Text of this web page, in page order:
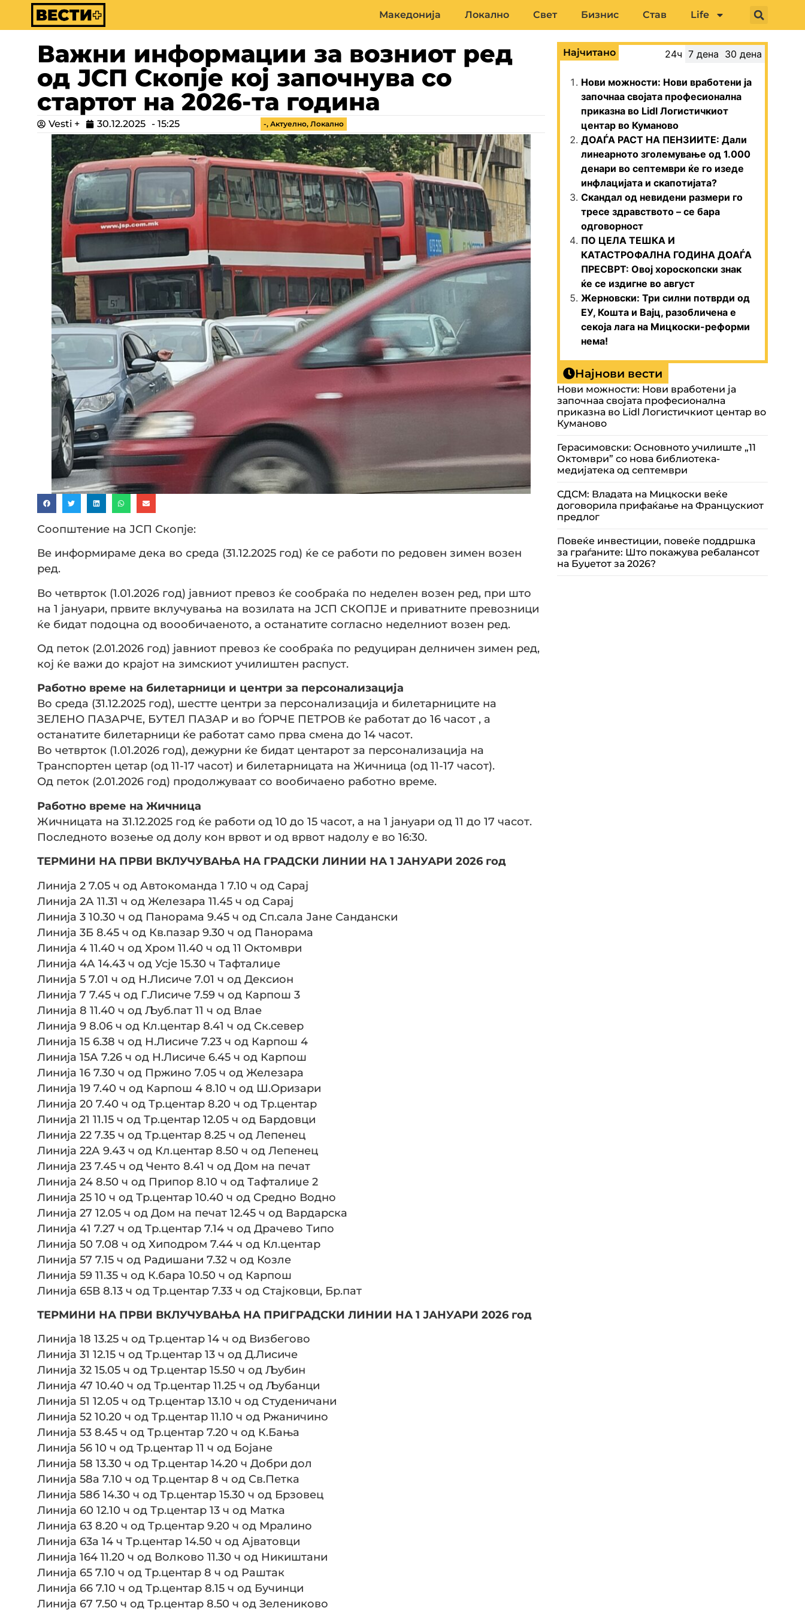
Македонија Локално Свет Бизнис Став Life
Важни информации за возниот ред
од ЈСП Скопје кој започнува со
стартот на 2026-та година
Vesti + 30.12.2025 - 15:25 -, Актуелно, Локално
Соопштение на ЈСП Скопје:
Ве информираме дека во среда (31.12.2025 год) ќе се работи по редовен зимен возен
ред.
Во четврток (1.01.2026 год) јавниот превоз ќе сообраќа по неделен возен ред, при што
на 1 јануари, првите вклучувања на возилата на ЈСП СКОПЈЕ и приватните превозници
ќе бидат подоцна од воообичаеното, а останатите согласно неделниот возен ред.
Од петок (2.01.2026 год) јавниот превоз ќе сообраќа по редуциран делничен зимен ред,
кој ќе важи до крајот на зимскиот училиштен распуст.
Работно време на билетарници и центри за персонализација
Во среда (31.12.2025 год), шестте центри за персонализација и билетарниците на
ЗЕЛЕНО ПАЗАРЧЕ, БУТЕЛ ПАЗАР и во ЃОРЧЕ ПЕТРОВ ќе работат до 16 часот , а
останатите билетарници ќе работат само прва смена до 14 часот.
Во четврток (1.01.2026 год), дежурни ќе бидат центарот за персонализација на
Транспортен цетар (од 11-17 часот) и билетарницата на Жичница (од 11-17 часот).
Од петок (2.01.2026 год) продолжуваат со вообичаено работно време.
Работно време на Жичница
Жичницата на 31.12.2025 год ќе работи од 10 до 15 часот, а на 1 јануари од 11 до 17 часот.
Последното возење од долу кон врвот и од врвот надолу е во 16:30.
ТЕРМИНИ НА ПРВИ ВКЛУЧУВАЊА НА ГРАДСКИ ЛИНИИ НА 1 ЈАНУАРИ 2026 год
Линија 2 7.05 ч од Автокоманда 1 7.10 ч од Сарај
Линија 2А 11.31 ч од Железара 11.45 ч од Сарај
Линија 3 10.30 ч од Панорама 9.45 ч од Сп.сала Јане Сандански
Линија 3Б 8.45 ч од Кв.пазар 9.30 ч од Панорама
Линија 4 11.40 ч од Хром 11.40 ч од 11 Октомври
Линија 4А 14.43 ч од Усје 15.30 ч Тафталиџе
Линија 5 7.01 ч од Н.Лисиче 7.01 ч од Дексион
Линија 7 7.45 ч од Г.Лисиче 7.59 ч од Карпош 3
Линија 8 11.40 ч од Љуб.пат 11 ч од Влае
Линија 9 8.06 ч од Кл.центар 8.41 ч од Ск.север
Линија 15 6.38 ч од Н.Лисиче 7.23 ч од Карпош 4
Линија 15А 7.26 ч од Н.Лисиче 6.45 ч од Карпош
Линија 16 7.30 ч од Пржино 7.05 ч од Железара
Линија 19 7.40 ч од Карпош 4 8.10 ч од Ш.Оризари
Линија 20 7.40 ч од Тр.центар 8.20 ч од Тр.центар
Линија 21 11.15 ч од Тр.центар 12.05 ч од Бардовци
Линија 22 7.35 ч од Тр.центар 8.25 ч од Лепенец
Линија 22А 9.43 ч од Кл.центар 8.50 ч од Лепенец
Линија 23 7.45 ч од Ченто 8.41 ч од Дом на печат
Линија 24 8.50 ч од Припор 8.10 ч од Тафталиџе 2
Линија 25 10 ч од Тр.центар 10.40 ч од Средно Водно
Линија 27 12.05 ч од Дом на печат 12.45 ч од Вардарска
Линија 41 7.27 ч од Тр.центар 7.14 ч од Драчево Типо
Линија 50 7.08 ч од Хиподром 7.44 ч од Кл.центар
Линија 57 7.15 ч од Радишани 7.32 ч од Козле
Линија 59 11.35 ч од К.бара 10.50 ч од Карпош
Линија 65В 8.13 ч од Тр.центар 7.33 ч од Стајковци, Бр.пат
ТЕРМИНИ НА ПРВИ ВКЛУЧУВАЊА НА ПРИГРАДСКИ ЛИНИИ НА 1 ЈАНУАРИ 2026 год
Линија 18 13.25 ч од Тр.центар 14 ч од Визбегово
Линија 31 12.15 ч од Тр.центар 13 ч од Д.Лисиче
Линија 32 15.05 ч од Тр.центар 15.50 ч од Љубин
Линија 47 10.40 ч од Тр.центар 11.25 ч од Љубанци
Линија 51 12.05 ч од Тр.центар 13.10 ч од Студеничани
Линија 52 10.20 ч од Тр.центар 11.10 ч од Ржаничино
Линија 53 8.45 ч од Тр.центар 7.20 ч од К.Бања
Линија 56 10 ч од Тр.центар 11 ч од Бојане
Линија 58 13.30 ч од Тр.центар 14.20 ч Добри дол
Линија 58а 7.10 ч од Тр.центар 8 ч од Св.Петка
Линија 58б 14.30 ч од Тр.центар 15.30 ч од Брзовец
Линија 60 12.10 ч од Тр.центар 13 ч од Матка
Линија 63 8.20 ч од Тр.центар 9.20 ч од Мралино
Линија 63а 14 ч Тр.центар 14.50 ч од Ајватовци
Линија 164 11.20 ч од Волково 11.30 ч од Никиштани
Линија 65 7.10 ч од Тр.центар 8 ч од Раштак
Линија 66 7.10 ч од Тр.центар 8.15 ч од Бучинци
Линија 67 7.50 ч од Тр.центар 8.50 ч од Зелениково
Најчитано 24ч 7 дена 30 дена
Нови можности: Нови вработени ја
започнаа својата професионална
приказна во Lidl Логистичкиот
центар во Куманово
ДОАЃА РАСТ НА ПЕНЗИИТЕ: Дали
линеарното зголемување од 1.000
денари во септември ќе го изеде
инфлацијата и скапотијата?
Скандал од невидени размери го
тресе здравството – се бара
одговорност
ПО ЦЕЛА ТЕШКА И
КАТАСТРОФАЛНА ГОДИНА ДОАЃА
ПРЕСВРТ: Овој хороскопски знак
ќе се издигне во август
Жерновски: Три силни потврди од
ЕУ, Кошта и Вајц, разобличена е
секоја лага на Мицкоски-реформи
нема!
Најнови вести
Нови можности: Нови вработени ја
започнаа својата професионална
приказна во Lidl Логистичкиот центар во
Куманово
Герасимовски: Основното училиште „11
Октомври” со нова библиотека-
медијатека од септември
СДСМ: Владата на Мицкоски веќе
договорила прифаќање на Францускиот
предлог
Повеќе инвестиции, повеќе поддршка
за граѓаните: Што покажува ребалансот
на Буџетот за 2026?